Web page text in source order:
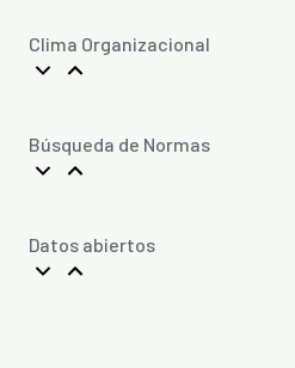
Clima Organizacional
Búsqueda de Normas
Datos abiertos